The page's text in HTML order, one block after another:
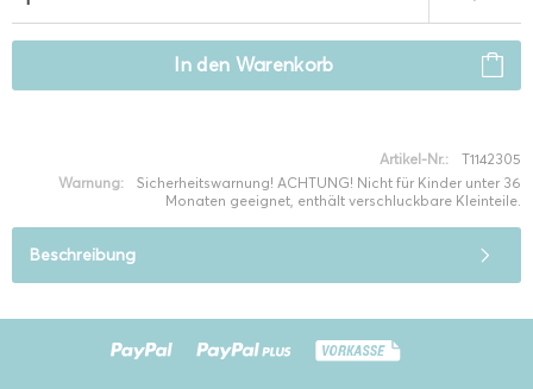
In den Warenkorb
Artikel-Nr.:
T1142305
Warnung:
Sicherheitswarnung! ACHTUNG! Nicht für Kinder unter 36
Monaten geeignet, enthält verschluckbare Kleinteile.
Beschreibung